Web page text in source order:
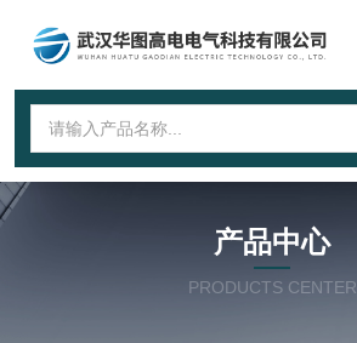
产品中心
PRODUCTS CENTER